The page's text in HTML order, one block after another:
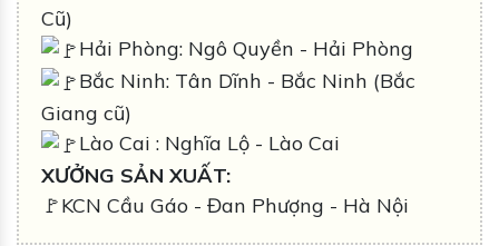
Cũ)
Hải Phòng: Ngô Quyền - Hải Phòng
Bắc Ninh: Tân Dĩnh - Bắc Ninh (Bắc
Giang cũ)
Lào Cai : Nghĩa Lộ - Lào Cai
XƯỞNG SẢN XUẤT:
🚩KCN Cầu Gáo - Đan Phượng - Hà Nội